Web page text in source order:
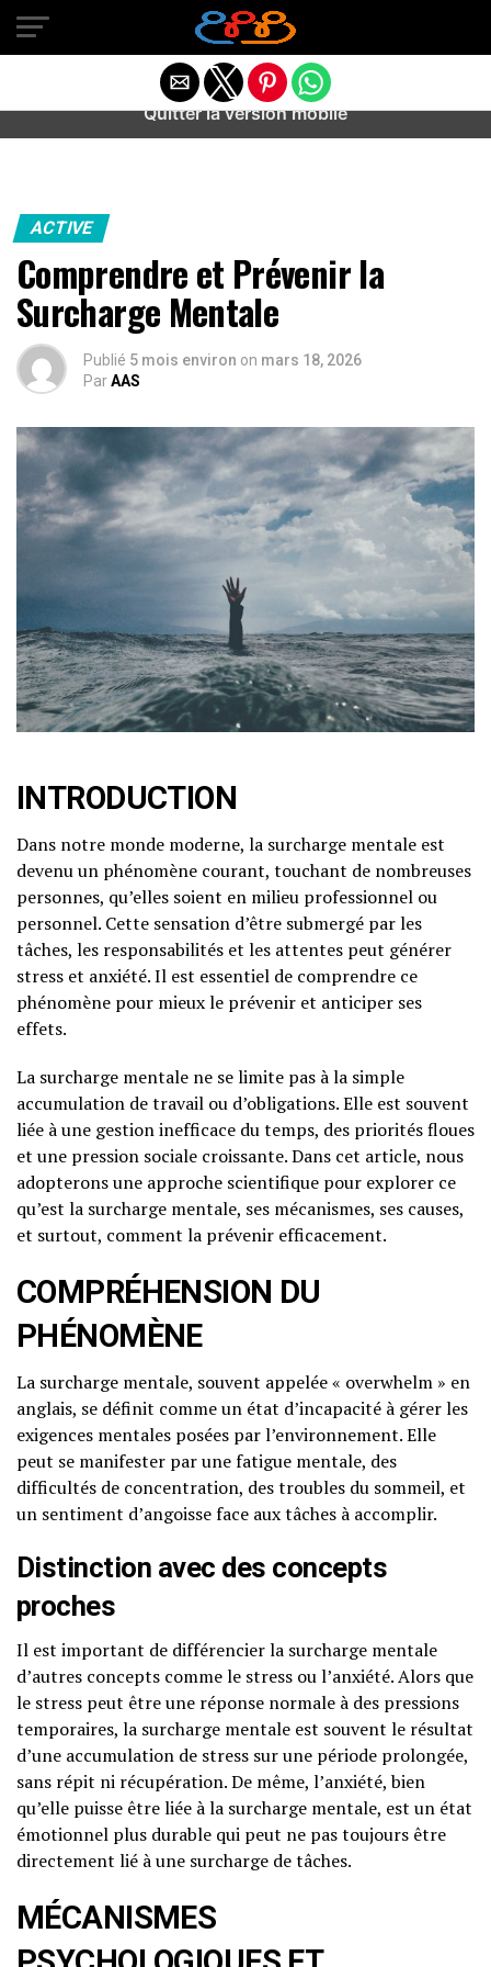
Warning
: preg_match(): Unknown modifier '/' in
/home/u589487443/domains/aideanxietestress.fr/
content/plugins/idev-post-views/includes/class-bots.php
ACTIVE
Comprendre et Prévenir la
Surcharge Mentale
Publié 5 mois environ on mars 18, 2026
ParAAS
INTRODUCTION
Dans notre monde moderne, la surcharge mentale est
devenu un phénomène courant, touchant de nombreuses
personnes, qu’elles soient en milieu professionnel ou
personnel. Cette sensation d’être submergé par les
tâches, les responsabilités et les attentes peut générer
stress et anxiété. Il est essentiel de comprendre ce
phénomène pour mieux le prévenir et anticiper ses
effets.
La surcharge mentale ne se limite pas à la simple
accumulation de travail ou d’obligations. Elle est souvent
liée à une gestion inefficace du temps, des priorités floues
et une pression sociale croissante. Dans cet article, nous
adopterons une approche scientifique pour explorer ce
qu’est la surcharge mentale, ses mécanismes, ses causes,
et surtout, comment la prévenir efficacement.
COMPRÉHENSION DU
PHÉNOMÈNE
La surcharge mentale, souvent appelée « overwhelm » en
anglais, se définit comme un état d’incapacité à gérer les
exigences mentales posées par l’environnement. Elle
peut se manifester par une fatigue mentale, des
difficultés de concentration, des troubles du sommeil, et
un sentiment d’angoisse face aux tâches à accomplir.
Distinction avec des concepts
proches
Il est important de différencier la surcharge mentale
d’autres concepts comme le stress ou l’anxiété. Alors que
le stress peut être une réponse normale à des pressions
temporaires, la surcharge mentale est souvent le résultat
d’une accumulation de stress sur une période prolongée,
sans répit ni récupération. De même, l’anxiété, bien
qu’elle puisse être liée à la surcharge mentale, est un état
émotionnel plus durable qui peut ne pas toujours être
directement lié à une surcharge de tâches.
MÉCANISMES
Quitter la version mobile